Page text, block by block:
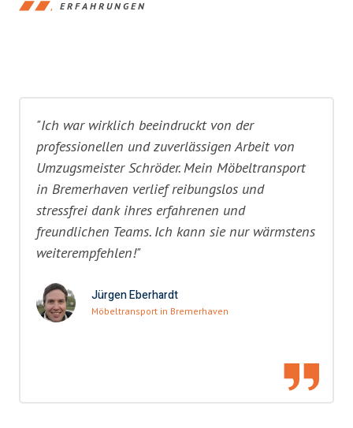
ERFAHRUNGEN
"Ich war wirklich beeindruckt von der
professionellen und zuverlässigen Arbeit von
Umzugsmeister Schröder. Mein Möbeltransport
in Bremerhaven verlief reibungslos und
stressfrei dank ihres erfahrenen und
freundlichen Teams. Ich kann sie nur wärmstens
weiterempfehlen!"
Jürgen Eberhardt
Möbeltransport in Bremerhaven